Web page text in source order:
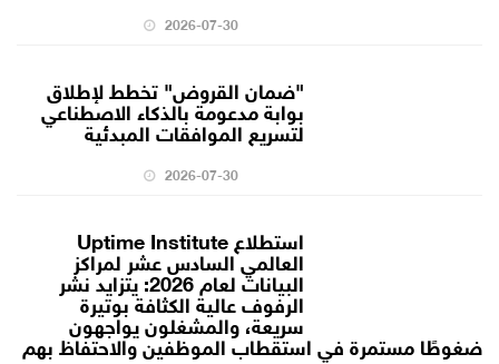
2026-07-30
"ضمان القروض" تخطط لإطلاق
بوابة مدعومة بالذكاء الاصطناعي
لتسريع الموافقات المبدئية
2026-07-30
استطلاع Uptime Institute
العالمي السادس عشر لمراكز
البيانات لعام 2026: يتزايد نشر
الرفوف عالية الكثافة بوتيرة
سريعة، والمشغلون يواجهون
ضغوطًا مستمرة في استقطاب الموظفين والاحتفاظ بهم